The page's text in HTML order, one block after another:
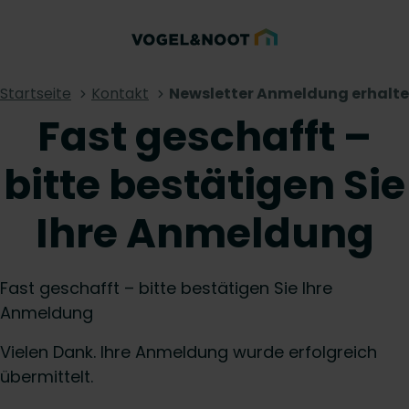
Startseite Kontakt Newsletter Anmeldung
Fast geschafft –
bitte bestätigen Sie
Ihre Anmeldung
Fast geschafft – bitte bestätigen Sie Ihre
Anmeldung
Vielen Dank. Ihre Anmeldung wurde erfolgreich
übermittelt.